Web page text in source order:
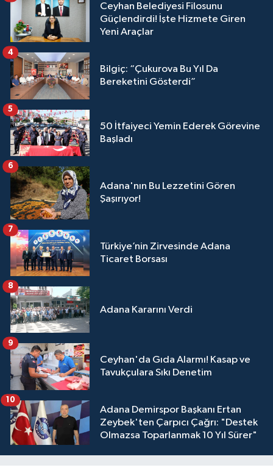
Ceyhan Belediyesi Filosunu
Güçlendirdi! İşte Hizmete Giren
Yeni Araçlar
Bilgiç: “Çukurova Bu Yıl Da
Bereketini Gösterdi”
4
50 İtfaiyeci Yemin Ederek Görevine
Başladı
5
Adana'nın Bu Lezzetini Gören
Şaşırıyor!
6
Türkiye’nin Zirvesinde Adana
Ticaret Borsası
7
Adana Kararını Verdi
8
Ceyhan'da Gıda Alarmı! Kasap ve
Tavukçulara Sıkı Denetim
9
Adana Demirspor Başkanı Ertan
Zeybek'ten Çarpıcı Çağrı: "Destek
Olmazsa Toparlanmak 10 Yıl Sürer"
10